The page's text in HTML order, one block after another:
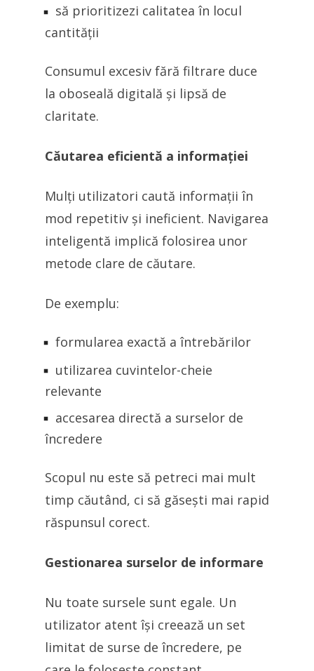
să prioritizezi calitatea în locul
cantității
Consumul excesiv fără filtrare duce
la oboseală digitală și lipsă de
claritate.
Căutarea eficientă a informației
Mulți utilizatori caută informații în
mod repetitiv și ineficient. Navigarea
inteligentă implică folosirea unor
metode clare de căutare.
De exemplu:
formularea exactă a întrebărilor
utilizarea cuvintelor-cheie
relevante
accesarea directă a surselor de
încredere
Scopul nu este să petreci mai mult
timp căutând, ci să găsești mai rapid
răspunsul corect.
Gestionarea surselor de informare
Nu toate sursele sunt egale. Un
utilizator atent își creează un set
limitat de surse de încredere, pe